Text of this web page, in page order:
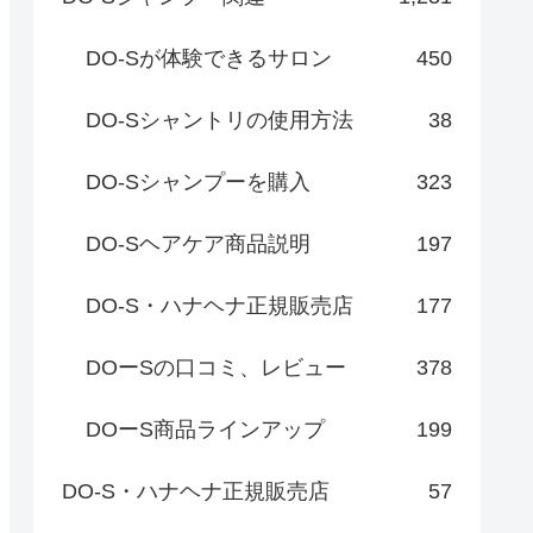
DO-Sが体験できるサロン 450
DO-Sシャントリの使用方法 38
DO-Sシャンプーを購入 323
DO-Sヘアケア商品説明 197
DO-S・ハナヘナ正規販売店 177
DOーSの口コミ、レビュー 378
DOーS商品ラインアップ 199
DO-S・ハナヘナ正規販売店 57